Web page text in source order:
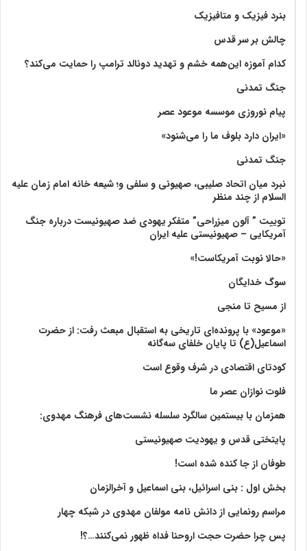
بنرد فیزیک و متافیزیک
چالش بر سر قدس
کدام آموزه این‌همه خشم و تهدید دونالد ترامپ را حمایت می‌کند؟
جنگ تمدنی
پیام نوروزی موسسه موعود عصر
«ایران دارد بلوف ما را می‌شنود»
جنگ تمدنی
نبرد میان اتحاد صلیبی، صهیونی و سلفی و؛ شیعه خانه امام زمان علیه
السلام از چند منظر
توییت ” آلون میزراحی” متفکر یهودی ضد صهیونیست درباره جنگ
آمریکایی – صهیونیستی علیه ایران
«حالا نوبت آمریکاست!»
سوگ خدایگان
از مسیح تا منجی
«موعود» با پرونده‌ای تاریخی به استقبال مبعث رفت: از حضرت
اسماعیل(ع) تا پایان خلفای سه‌گانه
کودتای اقتصادی در شرف وقوع است
فلوت نوازان عصر ما
همزمان با بیستمین سالگرد سلسله نشست‌های فرهنگ مهدوی:‌
پایتختی قدس و یهودیت صهیونیستی
طوفان از جا کنده شده است!
بخش اول : بنی اسرائیل، بنی اسماعیل و آخرالزمان
مراسم رونمایی از دانش نامه مولفان مهدوی در شبکه چهار
پس چرا حضرت حجت اروحنا فداه ظهور نمی‌کنند…؟!